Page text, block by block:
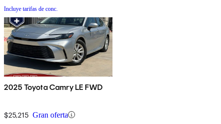
Incluye tarifas de conc.
2025 Toyota Camry LE FWD
$25,215 Gran oferta